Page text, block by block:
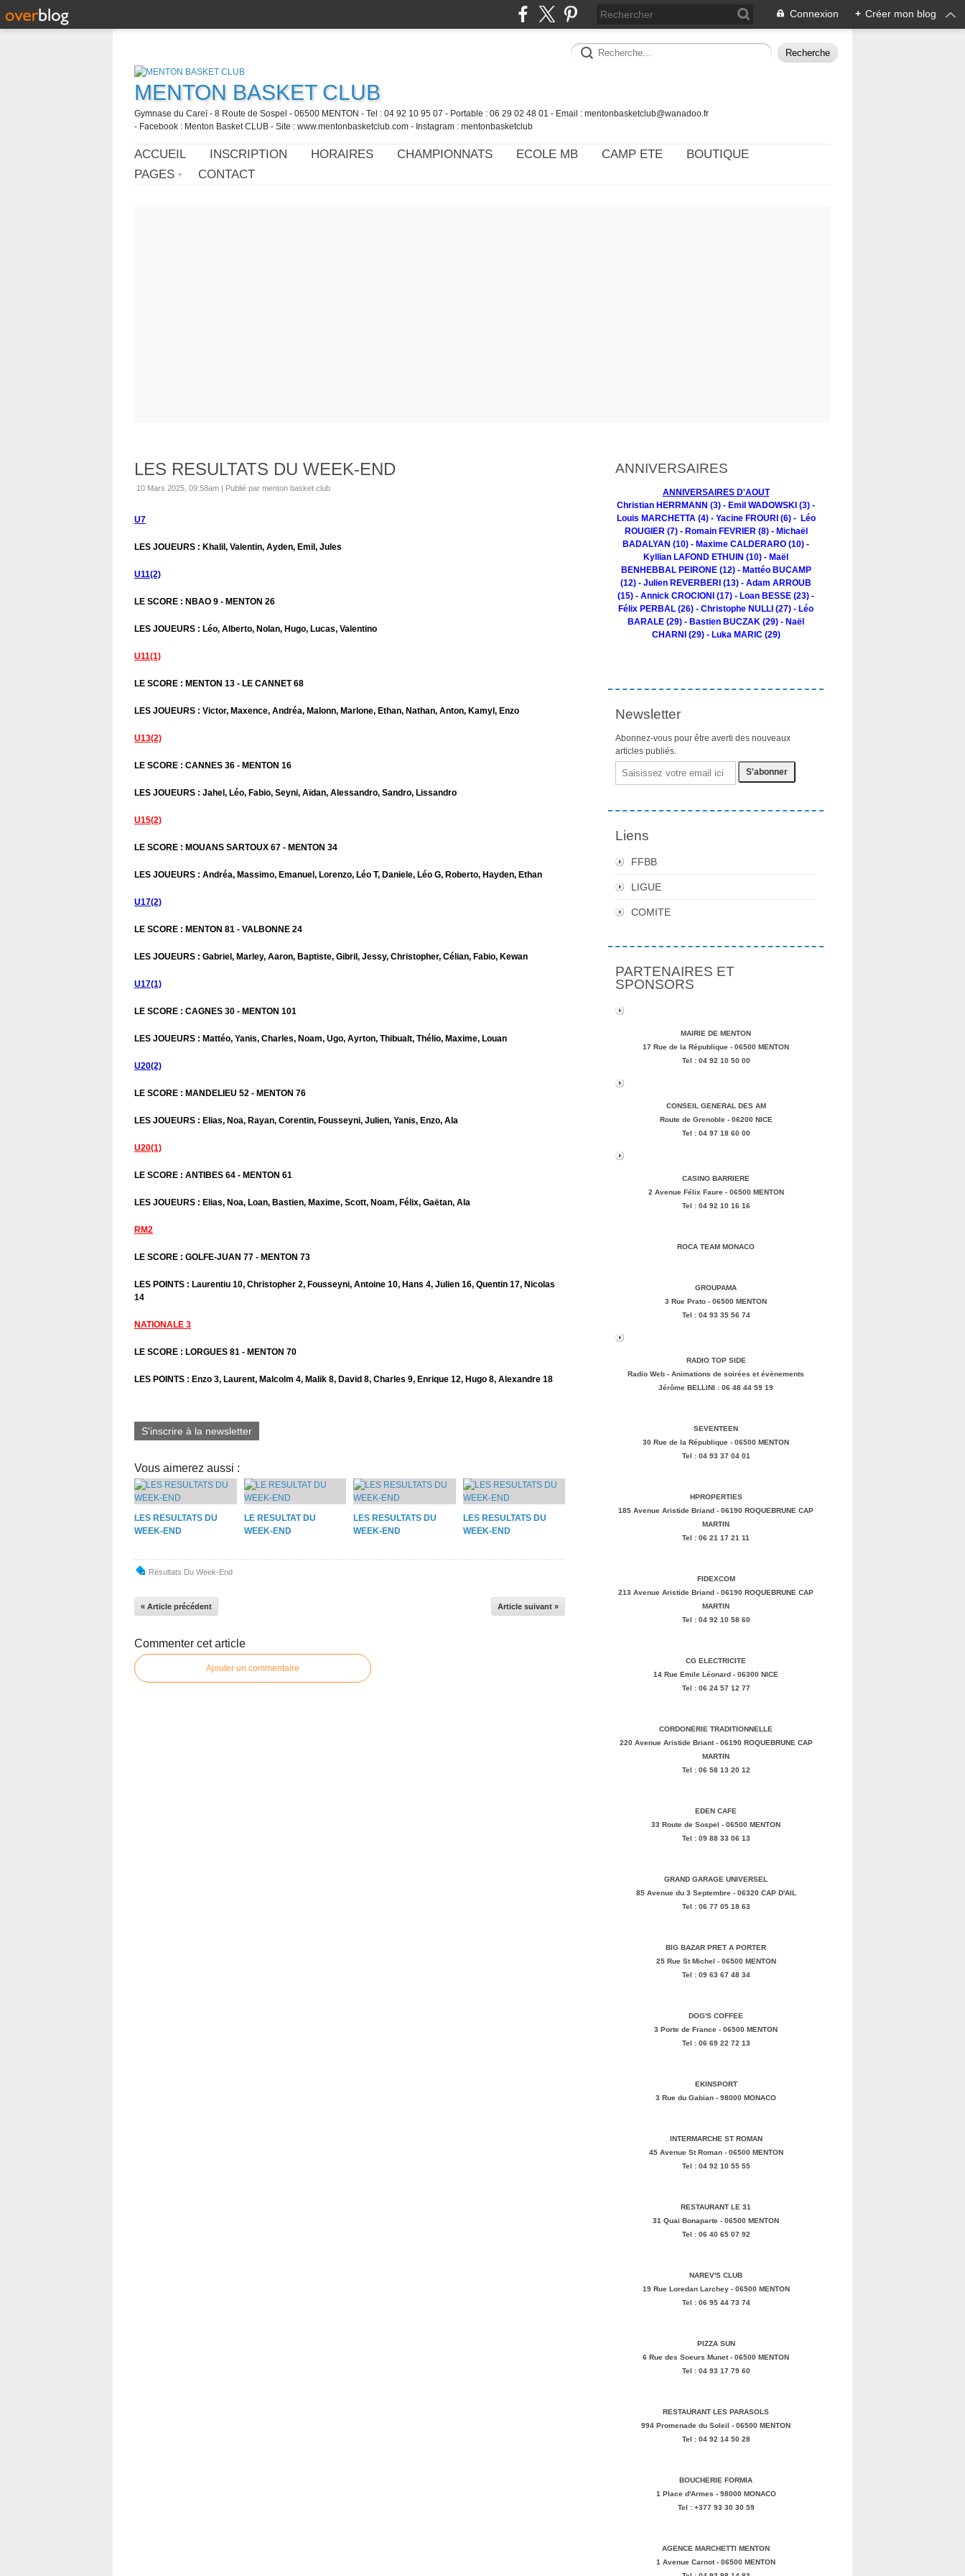
Connexion + Créer mon blog
MENTON BASKET CLUB
Gymnase du Careï - 8 Route de Sospel - 06500 MENTON - Tel : 04 92 10 95 07 - Portable : 06 29 02 48 01 - Email : mentonbasketclub@wanadoo.fr
- Facebook : Menton Basket CLUB - Site : www.mentonbasketclub.com - Instagram : mentonbasketclub
ACCUEIL INSCRIPTION HORAIRES CHAMPIONNATS ECOLE MB CAMP ETE
BOUTIQUE
PAGES
CONTACT
LES RESULTATS DU WEEK-END
10 Mars 2025, 09:58am | Publié par menton basket club
U7
LES JOUEURS : Khalil, Valentin, Ayden, Emil, Jules
U11(2)
LE SCORE : NBAO 9 - MENTON 26
LES JOUEURS : Léo, Alberto, Nolan, Hugo, Lucas, Valentino
U11(1)
LE SCORE : MENTON 13 - LE CANNET 68
LES JOUEURS : Victor, Maxence, Andréa, Malonn, Marlone, Ethan, Nathan, Anton, Kamyl, Enzo
U13(2)
LE SCORE : CANNES 36 - MENTON 16
LES JOUEURS : Jahel, Léo, Fabio, Seyni, Aïdan, Alessandro, Sandro, Lissandro
U15(2)
LE SCORE : MOUANS SARTOUX 67 - MENTON 34
LES JOUEURS : Andréa, Massimo, Emanuel, Lorenzo, Léo T, Daniele, Léo G, Roberto, Hayden, Ethan
U17(2)
LE SCORE : MENTON 81 - VALBONNE 24
LES JOUEURS : Gabriel, Marley, Aaron, Baptiste, Gibril, Jessy, Christopher, Célian, Fabio, Kewan
U17(1)
LE SCORE : CAGNES 30 - MENTON 101
LES JOUEURS : Mattéo, Yanis, Charles, Noam, Ugo, Ayrton, Thibualt, Thélio, Maxime, Louan
U20(2)
LE SCORE : MANDELIEU 52 - MENTON 76
LES JOUEURS : Elias, Noa, Rayan, Corentin, Fousseyni, Julien, Yanis, Enzo, Ala
U20(1)
LE SCORE : ANTIBES 64 - MENTON 61
LES JOUEURS : Elias, Noa, Loan, Bastien, Maxime, Scott, Noam, Félix, Gaëtan, Ala
RM2
LE SCORE : GOLFE-JUAN 77 - MENTON 73
LES POINTS : Laurentiu 10, Christopher 2, Fousseyni, Antoine 10, Hans 4, Julien 16, Quentin 17, Nicolas
14
NATIONALE 3
LE SCORE : LORGUES 81 - MENTON 70
LES POINTS : Enzo 3, Laurent, Malcolm 4, Malik 8, David 8, Charles 9, Enrique 12, Hugo 8, Alexandre 18
S'inscrire à la newsletter
Vous aimerez aussi :
LES RESULTATS DU
WEEK-END
LE RESULTAT DU
WEEK-END
LES RESULTATS DU
WEEK-END
LES RESULTATS DU
WEEK-END
Résultats Du Week-End
« Article précédent Article suivant »
Commenter cet article
Ajouter un commentaire
ANNIVERSAIRES
ANNIVERSAIRES D'AOUT
Christian HERRMANN (3) - Emil WADOWSKI (3) -
Louis MARCHETTA (4) - Yacine FROURI (6) - Léo
ROUGIER (7) - Romain FEVRIER (8) - Michaël
BADALYAN (10) - Maxime CALDERARO (10) -
Kyllian LAFOND ETHUIN (10) - Maël
BENHEBBAL PEIRONE (12) - Mattéo BUCAMP
(12) - Julien REVERBERI (13) - Adam ARROUB
(15) - Annick CROCIONI (17) - Loan BESSE (23) -
Félix PERBAL (26) - Christophe NULLI (27) - Léo
BARALE (29) - Bastien BUCZAK (29) - Naël
CHARNI (29) - Luka MARIC (29)
Newsletter
Abonnez-vous pour être averti des nouveaux
articles publiés.
Email
Liens
FFBB
LIGUE
COMITE
PARTENAIRES ET
SPONSORS
MAIRIE DE MENTON
17 Rue de la République - 06500 MENTON
Tel : 04 92 10 50 00
CONSEIL GENERAL DES AM
Route de Grenoble - 06200 NICE
Tel : 04 97 18 60 00
CASINO BARRIERE
2 Avenue Félix Faure - 06500 MENTON
Tel : 04 92 10 16 16
ROCA TEAM MONACO
GROUPAMA
3 Rue Prato - 06500 MENTON
Tel : 04 93 35 56 74
RADIO TOP SIDE
Radio Web - Animations de soirées et évènements
Jérôme BELLINI : 06 48 44 59 19
SEVENTEEN
30 Rue de la République - 06500 MENTON
Tel : 04 93 37 04 01
HPROPERTIES
185 Avenue Aristide Briand - 06190 ROQUEBRUNE CAP
MARTIN
Tel : 06 21 17 21 11
FIDEXCOM
213 Avenue Aristide Briand - 06190 ROQUEBRUNE CAP
MARTIN
Tel : 04 92 10 58 60
CG ELECTRICITE
14 Rue Emile Léonard - 06300 NICE
Tel : 06 24 57 12 77
CORDONERIE TRADITIONNELLE
220 Avenue Aristide Briant - 06190 ROQUEBRUNE CAP
MARTIN
Tel : 06 58 13 20 12
EDEN CAFE
33 Route de Sospel - 06500 MENTON
Tel : 09 88 33 06 13
GRAND GARAGE UNIVERSEL
85 Avenue du 3 Septembre - 06320 CAP D'AIL
Tel : 06 77 05 18 63
BIG BAZAR PRET A PORTER
25 Rue St Michel - 06500 MENTON
Tel : 09 63 67 48 34
DOG'S COFFEE
3 Porte de France - 06500 MENTON
Tel : 06 69 22 72 13
EKINSPORT
3 Rue du Gabian - 98000 MONACO
INTERMARCHE ST ROMAN
45 Avenue St Roman - 06500 MENTON
Tel : 04 92 10 55 55
RESTAURANT LE 31
31 Quai Bonaparte - 06500 MENTON
Tel : 06 40 65 07 92
NAREV'S CLUB
19 Rue Loredan Larchey - 06500 MENTON
Tel : 06 95 44 73 74
PIZZA SUN
6 Rue des Soeurs Munet - 06500 MENTON
Tel : 04 93 17 79 60
RESTAURANT LES PARASOLS
994 Promenade du Soleil - 06500 MENTON
Tel : 04 92 14 50 28
BOUCHERIE FORMIA
1 Place d'Armes - 98000 MONACO
Tel : +377 93 30 30 59
AGENCE MARCHETTI MENTON
1 Avenue Carnot - 06500 MENTON